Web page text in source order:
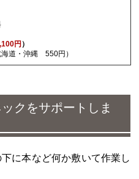
円 ）
道・沖縄 550円）
クをサポートしま
に本など何か敷いて作業し